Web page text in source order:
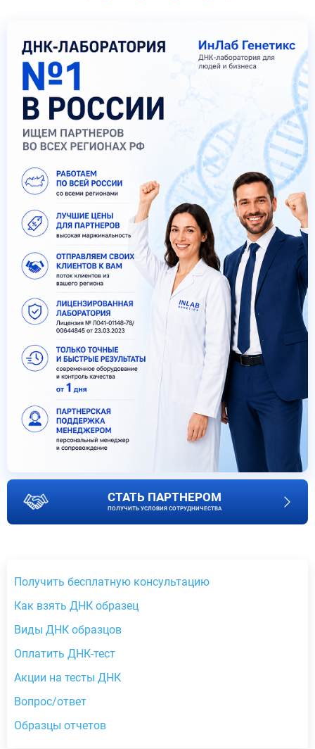
СТАТЬ ПАРТНЕРОМ
ПОЛУЧИТЬ УСЛОВИЯ СОТРУДНИЧЕСТВА
Получить бесплатную консультацию
Как взять ДНК образец
Виды ДНК образцов
Оплатить ДНК-тест
Акции на тесты ДНК
Вопрос/ответ
Образцы отчетов